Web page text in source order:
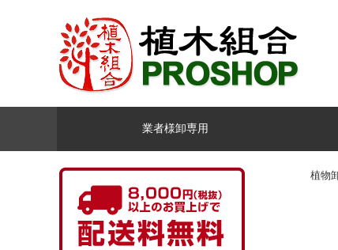
業者様卸専用
植物